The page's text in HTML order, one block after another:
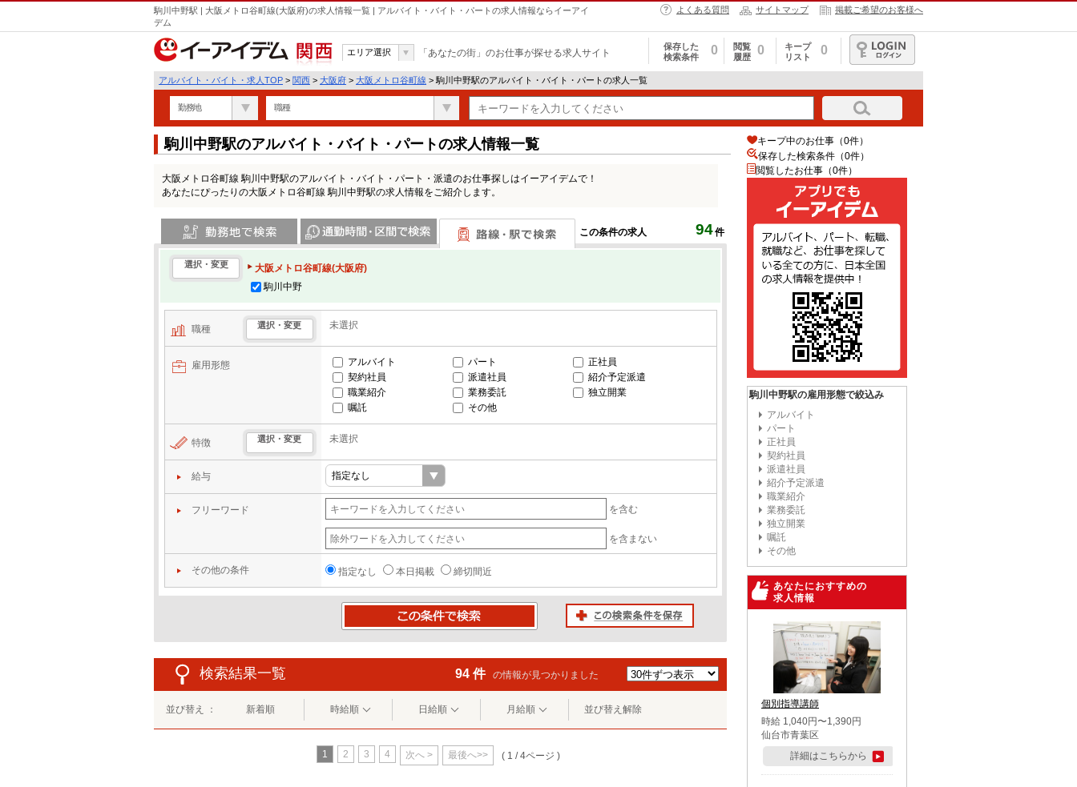
駒川中野駅 | 大阪メトロ谷町線(大阪府)の求人情報一覧 | アルバイト・バイト・パートの求人情報ならイーアイ
デム
よくある質問 サイトマップ 掲載ご希望のお客様へ
関西
エリア選択 「あなたの街」のお仕事が探せる求人サイト
保存した
検索条件
0
閲覧
履歴
0
キープ
リスト
0
ログイン
アルバイト・バイト・求人TOP > 関西 > 大阪府 > 大阪メトロ谷町線 > 駒川中野駅のアルバイト・バイト・パートの求人一覧
勤務地 職種
駒川中野駅のアルバイト・バイト・パートの求人情報一覧
大阪メトロ谷町線 駒川中野駅のアルバイト・バイト・パート・派遣のお仕事探しはイーアイデムで！
あなたにぴったりの大阪メトロ谷町線 駒川中野駅の求人情報をご紹介します。
この条件の求人 94件
選択・変更
大阪メトロ谷町線(大阪府)
駒川中野
職種 選択・変更 未選択
雇用形態 アルバイト パート
正社員
契約社員
派遣社員
紹介予定派遣
職業紹介
業務委託
独立開業
嘱託
その他
特徴 選択・変更 未選択
給与
フリーワード を含む
を含まない
その他の条件 指定なし 本日掲載 締切間近
検索結果一覧 94 件 の情報が見つかりました
並び替え ： 新着順 時給順 日給順 月給順 並び替え解除
1 2 3 4 次へ > 最後へ>> ( 1 / 4ページ )
キープ中のお仕事（0件）
保存した検索条件（0件）
閲覧したお仕事（0件）
駒川中野駅の雇用形態で絞込み
アルバイト
パート
正社員
契約社員
派遣社員
紹介予定派遣
職業紹介
業務委託
独立開業
嘱託
その他
あなたにおすすめの
求人情報
個別指導講師
時給 1,040円〜1,390円
仙台市青葉区
詳細はこちらから